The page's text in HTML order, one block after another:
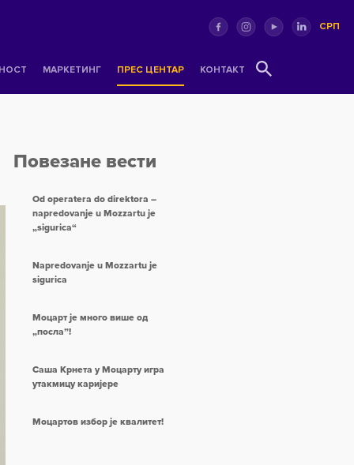
СРП
МАРКЕТИНГ ПРЕС ЦЕНТАР КОНТАКТ
Повезане вести
Od operatera do direktora –
napredovanje u Mozzartu je
„sigurica“
Napredovanje u Mozzartu je
sigurica
Моцарт је много више од
„посла”!
Саша Крнета у Моцарту игра
утакмицу каријере
Моцартов избор је квалитет!